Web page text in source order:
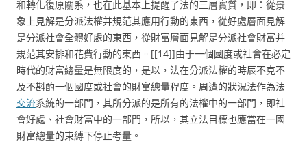
和轉化復原關系，也在此基本上提醒了法的三層實質，即：從景
象上見解是分派法權并規范其應用行動的東西，從好處層面見解
是分派社會全體好處的東西，從財富層面見解是分派社會財富并
規范其安排和花費行動的東西。[[14]]由于一個國度或社會在必定
時代的財富總量是無限度的，是以，法在分派法權的時辰不克不
及不斟酌一個國度或社會的財富總量程度。周遭的狀況法作為法
交流系統的一部門，其所分派的是所有的法權中的一部門，即社
會好處、社會財富中的一部門，所以，其立法目標也應當在一國
財富總量的束縛下停止考量。